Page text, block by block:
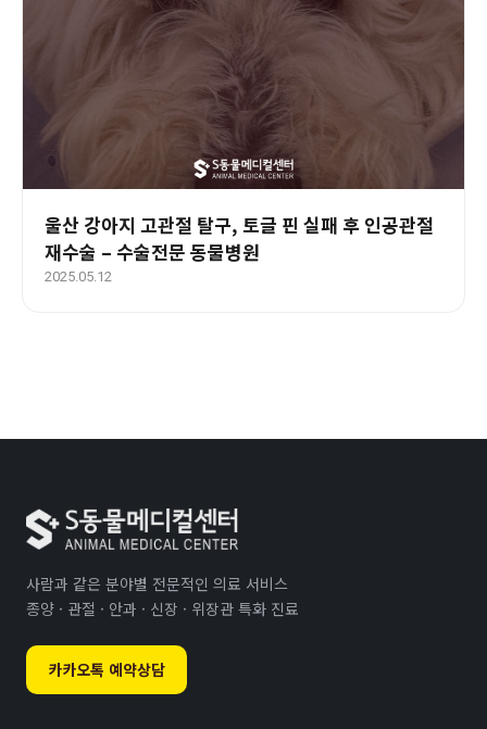
울산 강아지 고관절 탈구, 토글 핀 실패 후 인공관절
재수술 – 수술전문 동물병원
2025.05.12
사람과 같은 분야별 전문적인 의료 서비스
종양 · 관절 · 안과 · 신장 · 위장관 특화 진료
카카오톡 예약상담